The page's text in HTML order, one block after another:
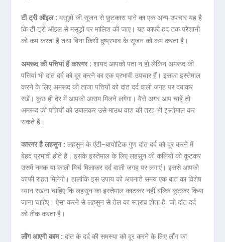
टी ट्री ऑइल : मसूड़ों की सूजन से छुटकारा पाने का एक अन्य उपचार यह है
कि टी ट्री ऑइल से मसूड़ों पर मालिश की जाए। यह काफी हद तक परेशानी
को कम करता है तथा बिना किसी दुष्प्रभाव के सूजन को कम करता है।
अमरूद की पत्तियां हैं कारगर : शायद आपको पता न हो लेकिन अमरूद की
पत्तियां भी दांत दर्द को दूर करने का एक प्रभावी उपचार हैं। इसका इस्तेमाल
करने के लिए अमरूद की ताजा पत्तियों को दांत दर्द वाली जगह पर दबाकर
रखें। कुछ ही देर में आपको आराम मिलने लगेगा। वैसे अगर आप चाहें तो
अमरूद की पत्तियों को उबालकर उसे माउथ वाश की तरह भी इस्तेमाल कर
सकते हैं।
कारगर है लहसुन : लहसुन के एंटी−बायोटिक गुण दांत दर्द को दूर करने में
बेहद प्रभावी होते हैं। इसके इस्तेमाल के लिए लहसुन की कलियों को कूटकर
उसमें नमक या काली मिर्च मिलाकर दर्द वाली जगह पर लगाएं। इससे आपको
काफी राहत मिलेगी। हालांकि इस उपाय को अपनाते समय एक बात का विशेष
ध्यान रखना चाहिए कि लहसुन का इस्तेमाल काटकर नहीं बल्कि कूटकर किया
जाना चाहिए। ऐसा करने से लहसुन से तेल का स्त्राव होता है, जो दांत दर्द
को ठीक करता है।
लौंग आएगी काम : दांत के दर्द की समस्या को दूर करने के लिए लौंग का